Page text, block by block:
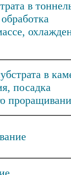
в
в
посадка